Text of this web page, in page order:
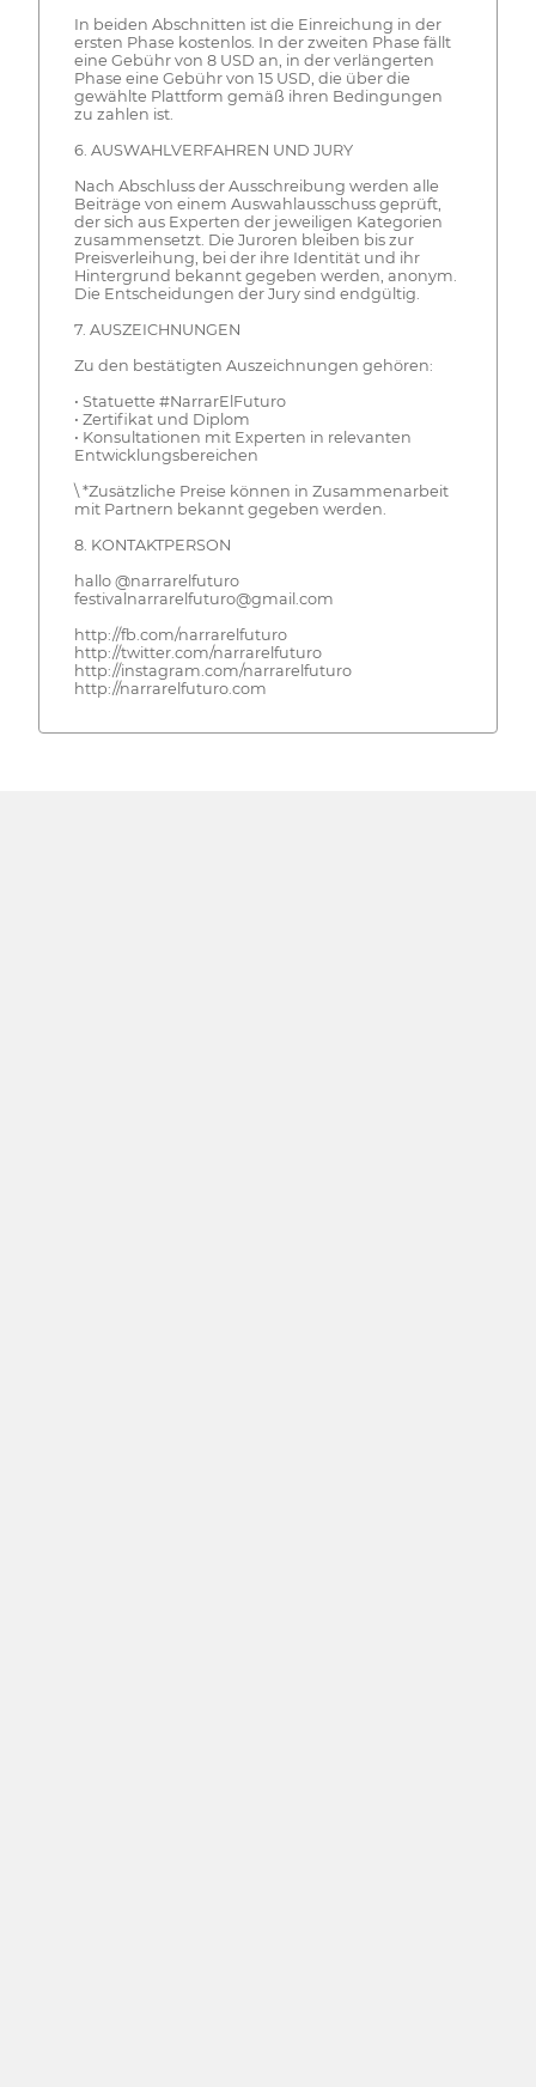
In beiden Abschnitten ist die Einreichung in der
ersten Phase kostenlos. In der zweiten Phase fällt
eine Gebühr von 8 USD an, in der verlängerten
Phase eine Gebühr von 15 USD, die über die
gewählte Plattform gemäß ihren Bedingungen
zu zahlen ist.
6. AUSWAHLVERFAHREN UND JURY
Nach Abschluss der Ausschreibung werden alle
Beiträge von einem Auswahlausschuss geprüft,
der sich aus Experten der jeweiligen Kategorien
zusammensetzt. Die Juroren bleiben bis zur
Preisverleihung, bei der ihre Identität und ihr
Hintergrund bekannt gegeben werden, anonym.
Die Entscheidungen der Jury sind endgültig.
7. AUSZEICHNUNGEN
Zu den bestätigten Auszeichnungen gehören:
• Statuette #NarrarElFuturo
• Zertifikat und Diplom
• Konsultationen mit Experten in relevanten
Entwicklungsbereichen
\ *Zusätzliche Preise können in Zusammenarbeit
mit Partnern bekannt gegeben werden.
8. KONTAKTPERSON
hallo @narrarelfuturo
festivalnarrarelfuturo@gmail.com
http://fb.com/narrarelfuturo
http://twitter.com/narrarelfuturo
http://instagram.com/narrarelfuturo
http://narrarelfuturo.com